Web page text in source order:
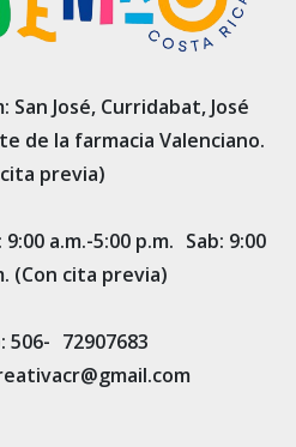
San José, Curridabat, José
de la farmacia Valenciano.
previa)
a.m.-5:00 p.m. Sab: 9:00
(Con cita previa)
506- 72907683